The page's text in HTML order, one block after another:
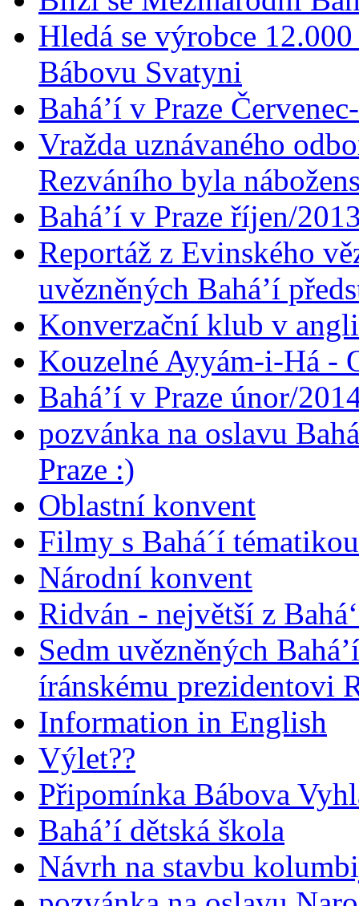
Hledá se výrobce
Bábovu Svatyni
Bahá’í v Praze
Vražda uznávaného
Rezváního byla
Bahá’í v Praze říjen/
Reportáž z Evinského
uvězněných Bahá’í
Konverzační klub v
Kouzelné Ayyám-i-Há -
Bahá’í v Praze únor/
pozvánka na oslavu
Praze :)
Oblastní konvent
Filmy s Bahá´í
Národní konvent
Ridván - největší z
Sedm uvězněných
íránskému prezidentovi
Information in English
Výlet??
Připomínka Bábova
Bahá’í dětská škola
Návrh na stavbu